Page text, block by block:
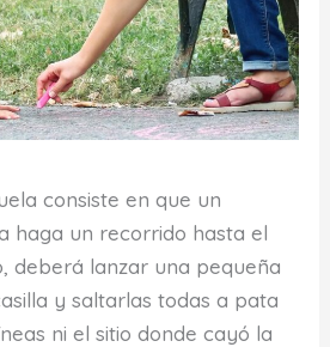
consiste en que un
haga un recorrido hasta el
deberá lanzar una pequeña
y saltarlas todas a pata
ni el sitio donde cayó la